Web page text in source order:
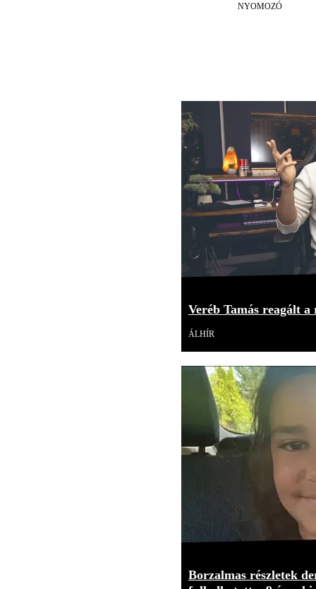
NYOMOZÓ
Veréb Tamás reagált
ÁLHÍR
Borzalmas részletek